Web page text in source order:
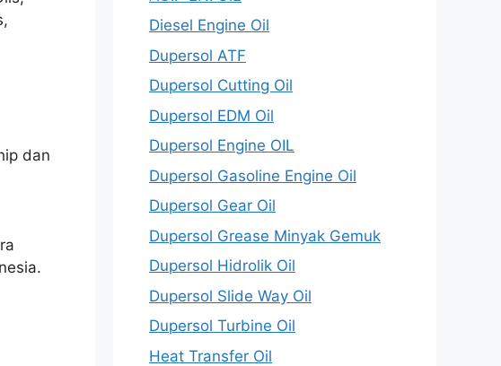
dan
Diesel Engine Oil
Dupersol ATF
Dupersol Cutting Oil
Dupersol EDM Oil
Dupersol Engine OIL
Dupersol Gasoline Engine Oil
Dupersol Gear Oil
Dupersol Grease Minyak Gemuk
Dupersol Hidrolik Oil
Dupersol Slide Way Oil
Dupersol Turbine Oil
Heat Transfer Oil